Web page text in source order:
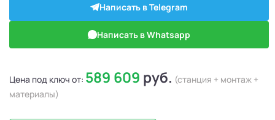
Написать в Telegram
Написать в Whatsapp
Цена под ключ от: 589 609 руб. (станция + монтаж +
материалы)